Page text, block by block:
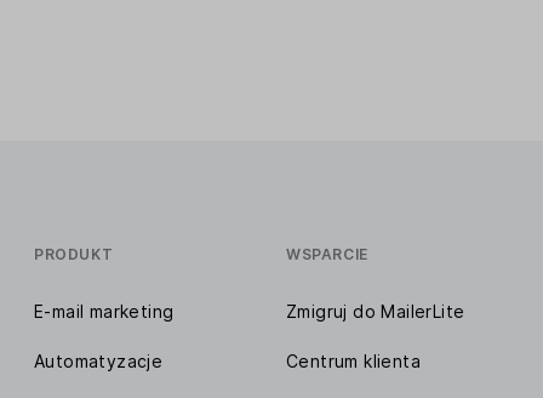
PRODUKT
E-mail marketing
Automatyzacje
WSPARCIE
Zmigruj do MailerLite
Centrum klienta